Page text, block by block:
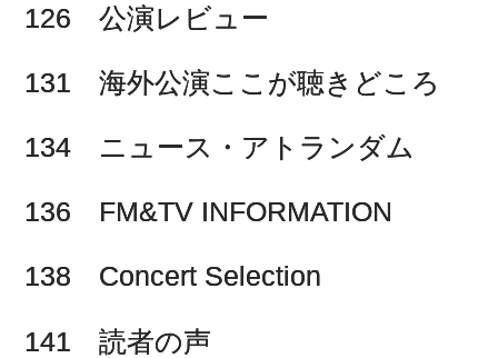
126 公演レビュー
131 海外公演ここが聴きどころ
134 ニュース・アトランダム
136 FM&TV INFORMATION
138 Concert Selection
141 読者の声